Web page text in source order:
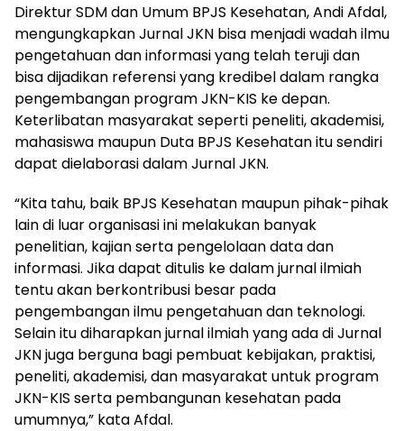
Direktur SDM dan Umum BPJS Kesehatan, Andi Afdal,
mengungkapkan Jurnal JKN bisa menjadi wadah ilmu
pengetahuan dan informasi yang telah teruji dan
bisa dijadikan referensi yang kredibel dalam rangka
pengembangan program JKN-KIS ke depan.
Keterlibatan masyarakat seperti peneliti, akademisi,
mahasiswa maupun Duta BPJS Kesehatan itu sendiri
dapat dielaborasi dalam Jurnal JKN.
“Kita tahu, baik BPJS Kesehatan maupun pihak-pihak
lain di luar organisasi ini melakukan banyak
penelitian, kajian serta pengelolaan data dan
informasi. Jika dapat ditulis ke dalam jurnal ilmiah
tentu akan berkontribusi besar pada
pengembangan ilmu pengetahuan dan teknologi.
Selain itu diharapkan jurnal ilmiah yang ada di Jurnal
JKN juga berguna bagi pembuat kebijakan, praktisi,
peneliti, akademisi, dan masyarakat untuk program
JKN-KIS serta pembangunan kesehatan pada
umumnya,” kata Afdal.